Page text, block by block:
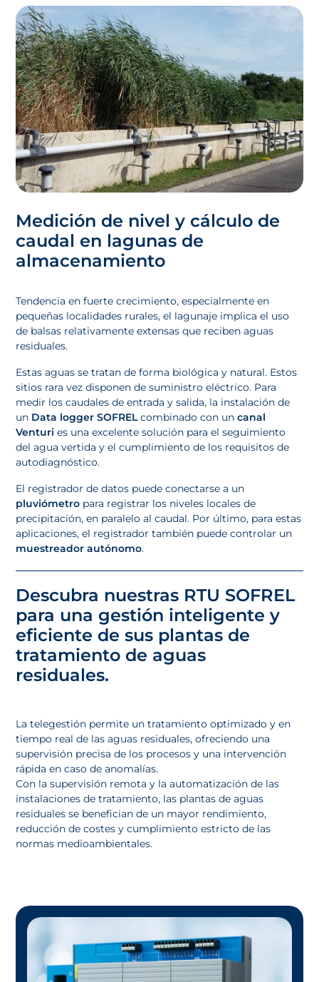
Medición de nivel y cálculo de
caudal en lagunas de
almacenamiento
Tendencia en fuerte crecimiento, especialmente en
pequeñas localidades rurales, el lagunaje implica el uso
de balsas relativamente extensas que reciben aguas
residuales.
Estas aguas se tratan de forma biológica y natural. Estos
sitios rara vez disponen de suministro eléctrico. Para
medir los caudales de entrada y salida, la instalación de
un Data logger SOFRELcombinado con uncanal
Venturi es una excelente solución para el seguimiento
del agua vertida y el cumplimiento de los requisitos de
autodiagnóstico.
El registrador de datos puede conectarse a un
pluviómetro para registrar los niveles locales de
precipitación, en paralelo al caudal. Por último, para estas
aplicaciones, el registrador también puede controlar un
muestreador autónomo.
Descubra nuestras RTU SOFREL
para una gestión inteligente y
eficiente de sus plantas de
tratamiento de aguas
residuales.
La telegestión permite un tratamiento optimizado y en
tiempo real de las aguas residuales, ofreciendo una
supervisión precisa de los procesos y una intervención
rápida en caso de anomalías.
Con la supervisión remota y la automatización de las
instalaciones de tratamiento, las plantas de aguas
residuales se benefician de un mayor rendimiento,
reducción de costes y cumplimiento estricto de las
normas medioambientales.